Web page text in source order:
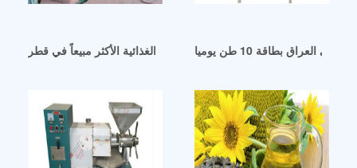
صناعة الزيوت الغذائية الأكثر مبيعاً في قطر بطاقة 10 طن يوميا